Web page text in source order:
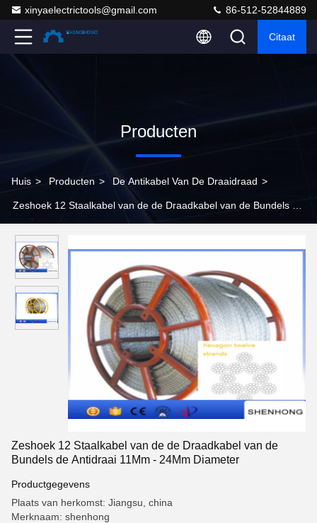
xinyaelectrictools@gmail.com 86-512-52844889
Citaat
Producten
Huis > Producten > De Antikabel Van De Draaidraad >
Zeshoek 12 Staalkabel van de de Draadkabel van de Bundels de
Zeshoek 12 Staalkabel van de de Draadkabel van de
Bundels de Antidraai 11Mm - 24Mm Diameter
Productgegevens
Plaats van herkomst: Jiangsu, china
Merknaam: shenhong